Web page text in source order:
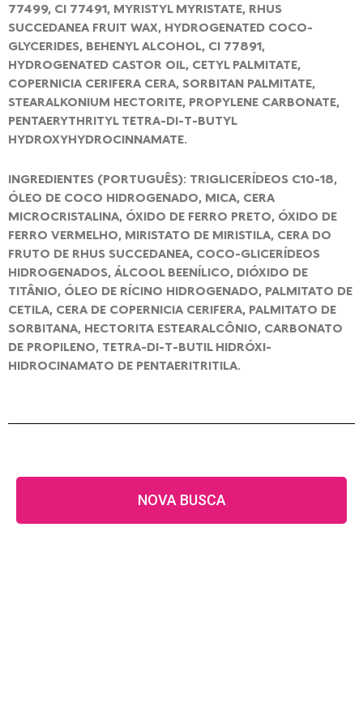
77499, CI 77491, MYRISTYL MYRISTATE, RHUS
SUCCEDANEA FRUIT WAX, HYDROGENATED COCO-
GLYCERIDES, BEHENYL ALCOHOL, CI 77891,
HYDROGENATED CASTOR OIL, CETYL PALMITATE,
COPERNICIA CERIFERA CERA, SORBITAN PALMITATE,
STEARALKONIUM HECTORITE, PROPYLENE CARBONATE,
PENTAERYTHRITYL TETRA-DI-T-BUTYL
HYDROXYHYDROCINNAMATE.
INGREDIENTES (PORTUGUÊS): TRIGLICERÍDEOS C10-18,
ÓLEO DE COCO HIDROGENADO, MICA, CERA
MICROCRISTALINA, ÓXIDO DE FERRO PRETO, ÓXIDO DE
FERRO VERMELHO, MIRISTATO DE MIRISTILA, CERA DO
FRUTO DE RHUS SUCCEDANEA, COCO-GLICERÍDEOS
HIDROGENADOS, ÁLCOOL BEENÍLICO, DIÓXIDO DE
TITÂNIO, ÓLEO DE RÍCINO HIDROGENADO, PALMITATO DE
CETILA, CERA DE COPERNICIA CERIFERA, PALMITATO DE
SORBITANA, HECTORITA ESTEARALCÔNIO, CARBONATO
DE PROPILENO, TETRA-DI-T-BUTIL HIDRÓXI-
HIDROCINAMATO DE PENTAERITRITILA.
NOVA BUSCA